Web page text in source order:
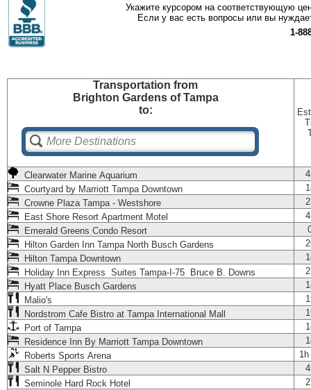
Укажите курсором на соответствующую
Если у вас есть вопросы или вы
1-
Transportation from
Brighton Gardens of Tampa
to:
Clearwater Marine Aquarium
Courtyard by Marriott Tampa Downtown
Crowne Plaza Tampa - Westshore
East Shore Resort Apartment Motel
Emerald Greens Condo Resort
Hilton Garden Inn Tampa North Busch Gardens
Hilton Tampa Downtown
Holiday Inn Express Suites Tampa-I-75 Bruce B. Downs
Hyatt Place Busch Gardens
Malio's
Nordstrom Cafe Bistro at Tampa International Mall
Port of Tampa
Residence Inn By Marriott Tampa Downtown
Roberts Sports Arena
Salt N Pepper Bistro
Seminole Hard Rock Hotel